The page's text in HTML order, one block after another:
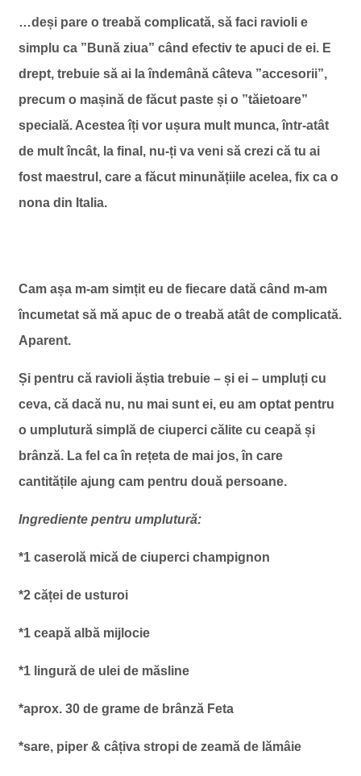
…deși pare o treabă complicată, să faci ravioli e
simplu ca ”Bună ziua” când efectiv te apuci de ei. E
drept, trebuie să ai la îndemână câteva ”accesorii”,
precum o mașină de făcut paste și o ”tăietoare”
specială. Acestea îți vor ușura mult munca, într-atât
de mult încât, la final, nu-ți va veni să crezi că tu ai
fost maestrul, care a făcut minunățiile acelea, fix ca o
nona din Italia.
Cam așa m-am simțit eu de fiecare dată când m-am
încumetat să mă apuc de o treabă atât de complicată.
Aparent.
Și pentru că ravioli ăștia trebuie – și ei – umpluți cu
ceva, că dacă nu, nu mai sunt ei, eu am optat pentru
o umplutură simplă de ciuperci călite cu ceapă și
brânză. La fel ca în rețeta de mai jos, în care
cantitățile ajung cam pentru două persoane.
Ingrediente pentru umplutură:
*1 caserolă mică de ciuperci champignon
*2 căței de usturoi
*1 ceapă albă mijlocie
*1 lingură de ulei de măsline
*aprox. 30 de grame de brânză Feta
*sare, piper & câțiva stropi de zeamă de lămâie